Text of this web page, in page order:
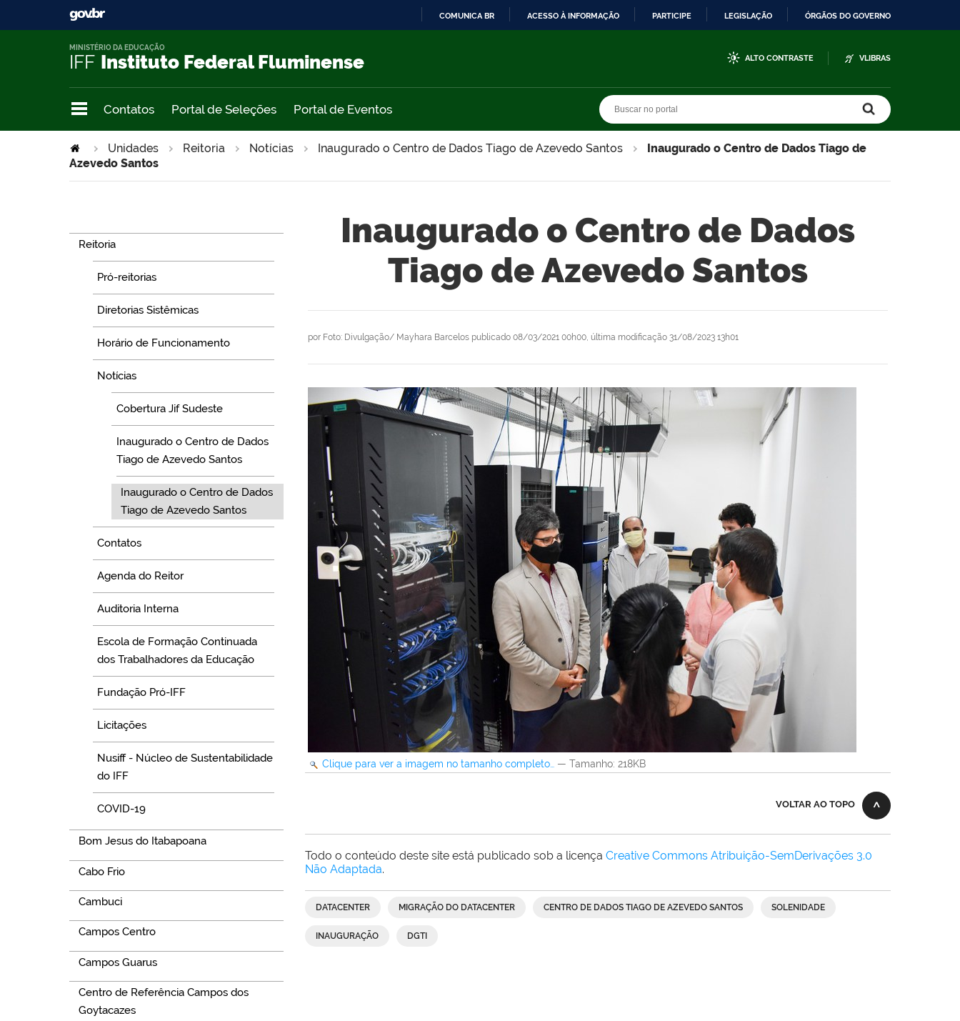
COMUNICA BR ACESSO À INFORMAÇÃO PARTICIPE LEGISLAÇÃO ÓRGÃOS DO GOVERNO
IFF Instituto Federal Fluminense
MINISTÉRIO DA EDUCAÇÃO
ALTO CONTRASTE VLIBRAS
Contatos Portal de Seleções Portal de Eventos
Unidades Reitoria Notícias Inaugurado o Centro de Dados Tiago de Azevedo Santos
Inaugurado o Centro de Dados Tiago de
Azevedo Santos
Reitoria
Pró-reitorias
Diretorias Sistêmicas
Horário de Funcionamento
Notícias
Cobertura Jif Sudeste
Inaugurado o Centro de Dados
Tiago de Azevedo Santos
Inaugurado o Centro de Dados
Tiago de Azevedo Santos
Contatos
Agenda do Reitor
Auditoria Interna
Escola de Formação Continuada
dos Trabalhadores da Educação
Fundação Pró-IFF
Licitações
Nusiff - Núcleo de Sustentabilidade
do IFF
COVID-19
Bom Jesus do Itabapoana
Cabo Frio
Cambuci
Campos Centro
Campos Guarus
Centro de Referência Campos dos
Goytacazes
Inaugurado o Centro de Dados
Tiago de Azevedo Santos
por Foto: Divulgação/ Mayhara Barcelos publicado 08/03/2021 00h00, última modificação 31/08/2023 13h01
Clique para ver a imagem no tamanho completo… — Tamanho: 218KB
VOLTAR AO TOPO
Todo o conteúdo deste site está publicado sob a licença Creative Commons Atribuição-SemDerivações 3.0
Não Adaptada.
DATACENTER MIGRAÇÃO DO DATACENTER CENTRO DE DADOS TIAGO DE AZEVEDO SANTOS SOLENIDADE
INAUGURAÇÃO DGTI